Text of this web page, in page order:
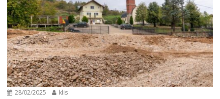
28/02/2025 klis